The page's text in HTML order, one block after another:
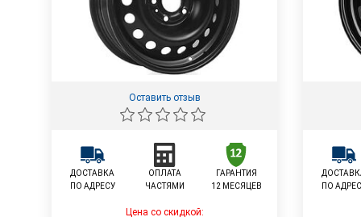
Оставить отзыв
ДОСТАВКА
ПО АДРЕСУ
ОПЛАТА
ЧАСТЯМИ
ГАРАНТИЯ
12 МЕСЯЦЕВ
Цена со скидкой:
ПО